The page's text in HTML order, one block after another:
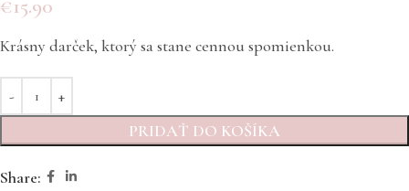
€15.90
Krásny darček, ktorý sa stane cennou spomienkou.
PRIDAŤ DO KOŠÍKA
Share: